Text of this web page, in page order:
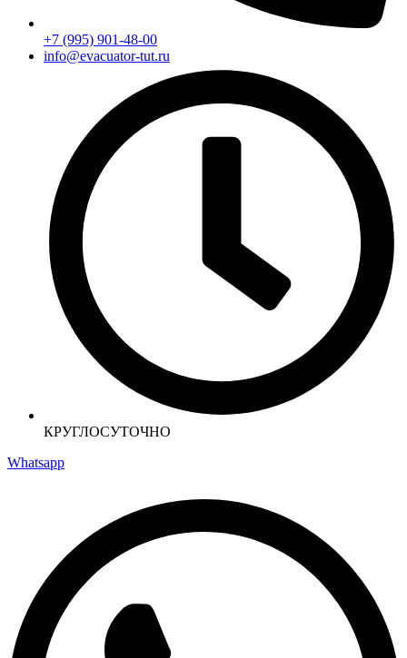
+7 (995) 901-48-00
info@evacuator-tut.ru
КРУГЛОСУТОЧНО
Whatsapp